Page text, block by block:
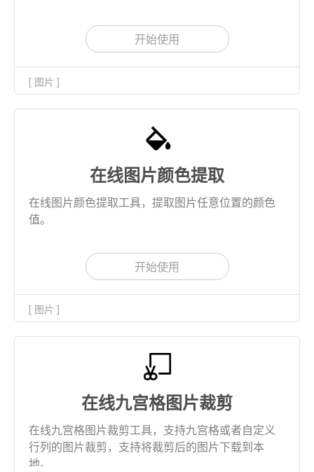
开始使用
[ 图片 ]
在线图片颜色提取
在线图片颜色提取工具，提取图片任意位置的颜色
值。
开始使用
[ 图片 ]
在线九宫格图片裁剪
在线九宫格图片裁剪工具，支持九宫格或者自定义
行列的图片裁剪，支持将裁剪后的图片下载到本
地。